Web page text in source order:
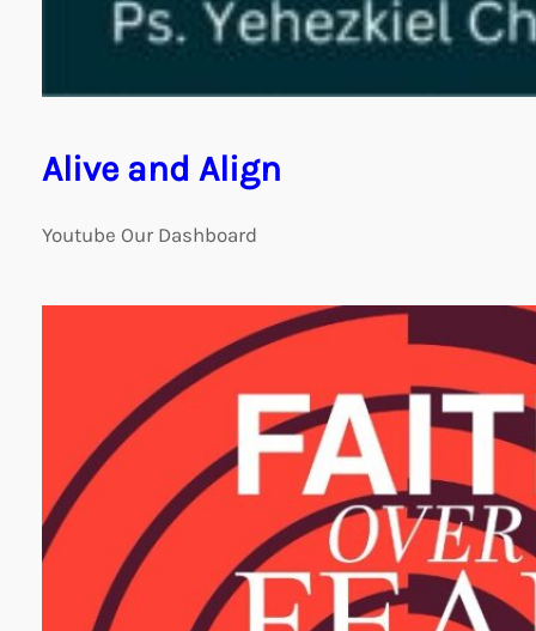
Alive and Align
Youtube Our Dashboard